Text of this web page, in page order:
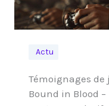
Actu
Témoignages de
Bound in Blood